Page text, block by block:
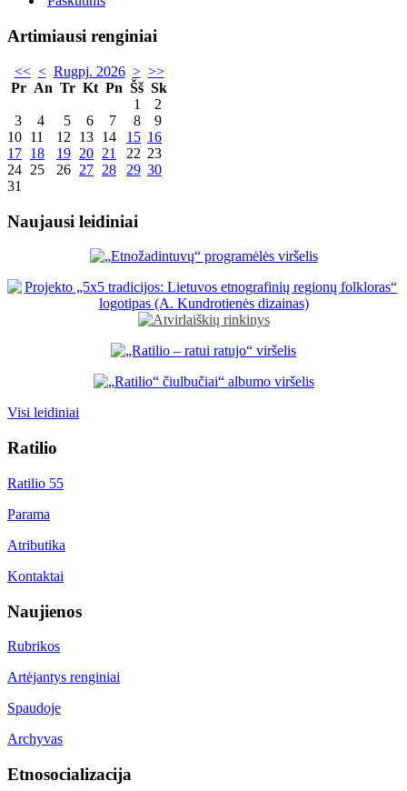
Artimiausi renginiai
<< < Rugpj. 2026 > >>
Pr An Tr Kt Pn Šš Sk
1
2
3
4 5 6 7 8
9
10 11 12 13 14 15 16
17 18 19 20 21 22 23
24 25 26 27 28 29 30
31
Naujausi leidiniai
Visi leidiniai
Ratilio
Ratilio 55
Parama
Atributika
Kontaktai
Naujienos
Rubrikos
Artėjantys renginiai
Spaudoje
Archyvas
Etnosocializacija